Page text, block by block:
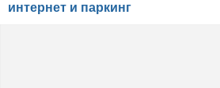
интернет и паркинг